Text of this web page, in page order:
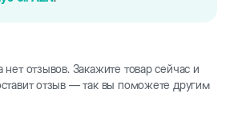
нет отзывов. Закажите товар сейчас и
отзыв — так вы поможете другим